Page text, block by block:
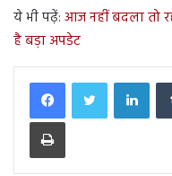
ये भी पढ़ें: आज नहीं बदला तो
है बड़ा अपडेट
Print